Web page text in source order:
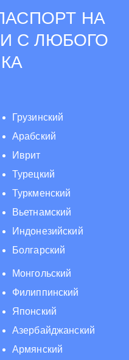
НА
С ЛЮБОГО
Грузинский
Арабский
Иврит
Турецкий
Туркменский
Вьетнамский
Индонезийский
Болгарский
Монгольский
Филиппинский
Японский
Азербайджанский
Армянский